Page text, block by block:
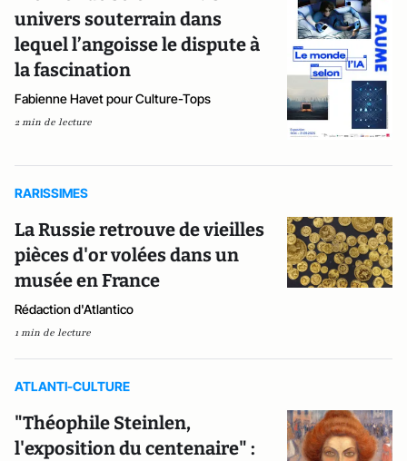
univers souterrain dans
lequel l’angoisse le dispute à
la fascination
Fabienne Havet pour Culture-Tops
2 min de lecture
RARISSIMES
La Russie retrouve de vieilles
pièces d'or volées dans un
musée en France
Rédaction d'Atlantico
1 min de lecture
ATLANTI-CULTURE
"Théophile Steinlen,
l'exposition du centenaire" :